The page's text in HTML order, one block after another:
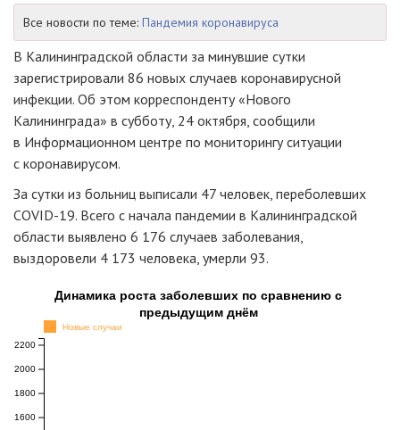
Все новости по теме: Пандемия коронавируса
В Калининградской области за минувшие сутки
зарегистрировали 86 новых случаев коронавирусной
инфекции. Об этом корреспонденту «Нового
Калининграда» в субботу, 24 октября, сообщили
в Информационном центре по мониторингу ситуации
с коронавирусом.
За сутки из больниц выписали 47 человек, переболевших
COVID-19. Всего с начала пандемии в Калининградской
области выявлено 6 176 случаев заболевания,
выздоровели 4 173 человека, умерли 93.